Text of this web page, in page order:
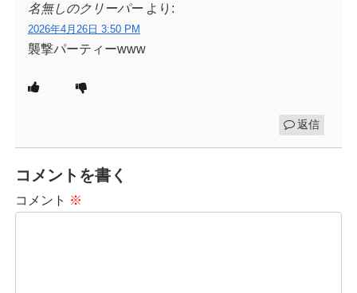
名無しのクリーパー より:
2026年4月26日 3:50 PM
襲撃パーティーwww
返信
コメントを書く
コメント ※